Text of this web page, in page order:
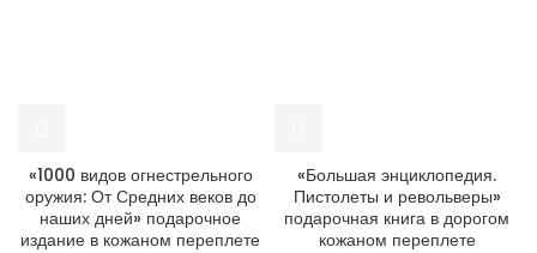
«1000 видов огнестрельного
оружия: От Средних веков до
наших дней» подарочное
издание в кожаном переплете
«Большая энциклопедия.
Пистолеты и револьверы»
подарочная книга в дорогом
кожаном переплете